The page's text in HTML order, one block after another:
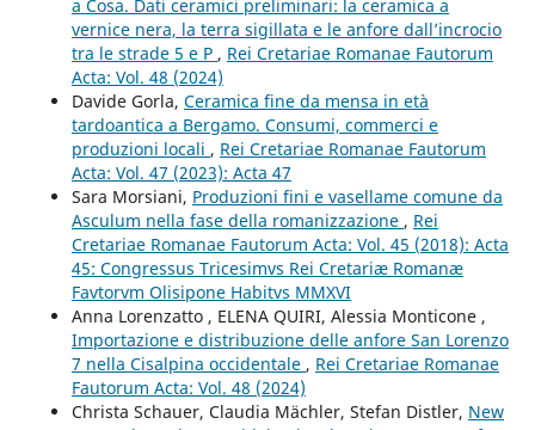
a Cosa. Dati ceramici preliminari: la ceramica a
vernice nera, la terra sigillata e le anfore dall’incrocio
tra le strade 5 e P , Rei Cretariae Romanae Fautorum
Acta: Vol. 48 (2024)
Davide Gorla, Ceramica fine da mensa in età
tardoantica a Bergamo. Consumi, commerci e
produzioni locali , Rei Cretariae Romanae Fautorum
Acta: Vol. 47 (2023): Acta 47
Sara Morsiani, Produzioni fini e vasellame comune da
Asculum nella fase della romanizzazione , Rei
Cretariae Romanae Fautorum Acta: Vol. 45 (2018): Acta
45: Congressus Tricesimvs Rei Cretariæ Romanæ
Favtorvm Olisipone Habitvs MMXVI
Anna Lorenzatto , ELENA QUIRI, Alessia Monticone ,
Importazione e distribuzione delle anfore San Lorenzo
7 nella Cisalpina occidentale , Rei Cretariae Romanae
Fautorum Acta: Vol. 48 (2024)
Christa Schauer, Claudia Mächler, Stefan Distler, New